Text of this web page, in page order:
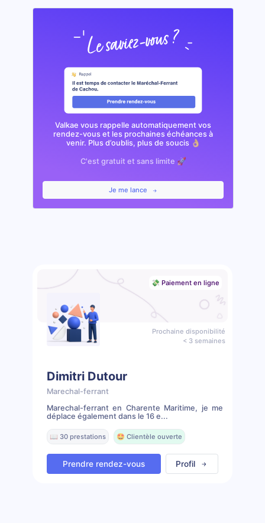
Valkae vous rappelle automatiquement vos
rendez-vous et les prochaines échéances à
venir. Plus d’oublis, plus de soucis 👌🏼
C'est gratuit et sans limite 🚀
Je me lance
💸 Paiement en ligne
Prochaine disponibilité
< 3 semaines
Dimitri Dutour
Marechal-ferrant
Marechal-ferrant en Charente Maritime, je me
déplace également dans le 16 e...
📖 30 prestations 🤩 Clientèle ouverte
Prendre rendez-vous Profil